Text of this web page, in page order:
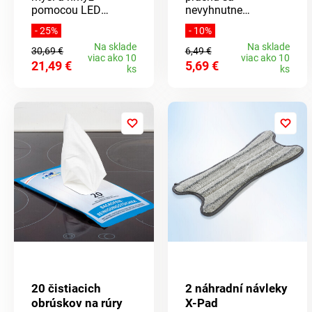
pomocou LED
odpudzovača
škodcov s
ultrazvukovými
vlnami - humánne a
účinne. Stačí zapojiť
zápach - energeticky
úsporný a neškodný
pre ľudí aj domáce
zvieratá.
- 25%
30,69 €
21,49 €
Na sklade
viac ako 10
ks
nevyhnutne
zhromažďujú v
drážkach a tesnení
sušičiek. Preto je
tento kartáč na
čistenie sušičky
- 10%
6,49 €
5,69 €
Na sklade
viac ako 10
ks
20 čistiacich
obrúskov na rúry
2 náhradní návleky
X-Pad